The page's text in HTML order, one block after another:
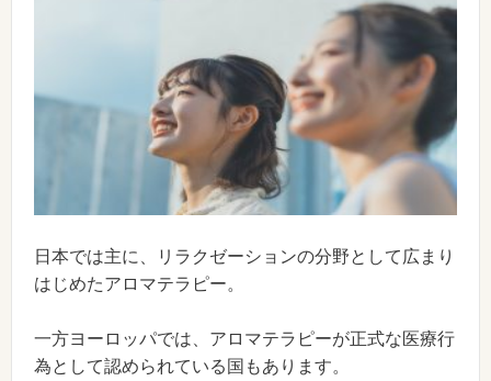
日本では主に、リラクゼーションの分野として広まり
はじめたアロマテラピー。
一方ヨーロッパでは、アロマテラピーが正式な医療行
為として認められている国もあります。